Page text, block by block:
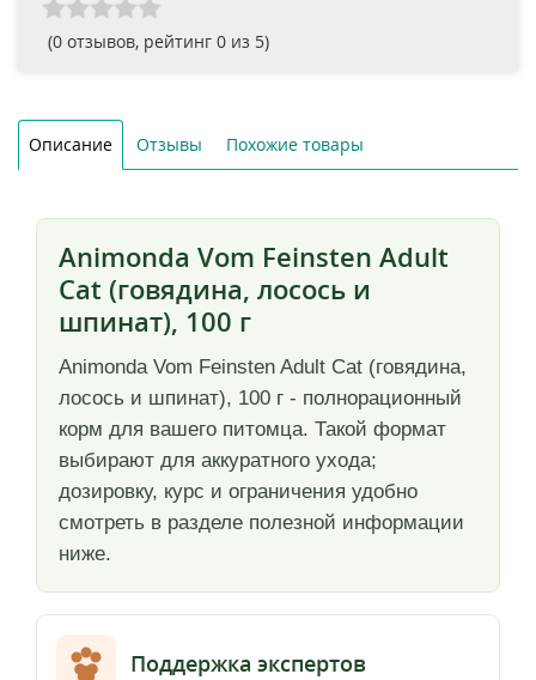
(0 отзывов, рейтинг 0 из 5)
Описание Отзывы Похожие товары
Animonda Vom Feinsten Adult
Cat (говядина, лосось и
шпинат), 100 г
Animonda Vom Feinsten Adult Cat (говядина,
лосось и шпинат), 100 г - полнорационный
корм для вашего питомца. Такой формат
выбирают для аккуратного ухода;
дозировку, курс и ограничения удобно
смотреть в разделе полезной информации
ниже.
Поддержка экспертов